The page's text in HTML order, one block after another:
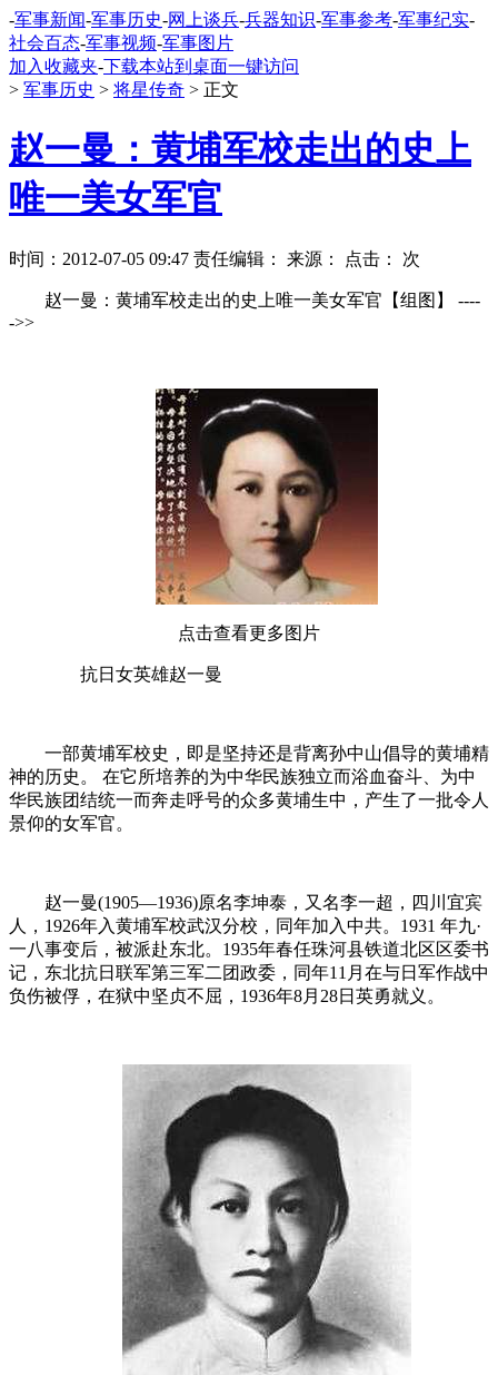
-军事新闻-军事历史-网上谈兵-兵器知识-军事参考-军事纪实-
社会百态-军事视频-军事图片
加入收藏夹-下载本站到桌面一键访问
> 军事历史 > 将星传奇 > 正文
赵一曼：黄埔军校走出的史上
唯一美女军官
时间：2012-07-05 09:47 责任编辑： 来源： 点击： 次
赵一曼：黄埔军校走出的史上唯一美女军官【组图】 ----
->>
点击查看更多图片
抗日女英雄赵一曼
一部黄埔军校史，即是坚持还是背离孙中山倡导的黄埔精
神的历史。 在它所培养的为中华民族独立而浴血奋斗、为中
华民族团结统一而奔走呼号的众多黄埔生中，产生了一批令人
景仰的女军官。
赵一曼(1905—1936)原名李坤泰，又名李一超，四川宜宾
人，1926年入黄埔军校武汉分校，同年加入中共。1931 年九·
一八事变后，被派赴东北。1935年春任珠河县铁道北区区委书
记，东北抗日联军第三军二团政委，同年11月在与日军作战中
负伤被俘，在狱中坚贞不屈，1936年8月28日英勇就义。